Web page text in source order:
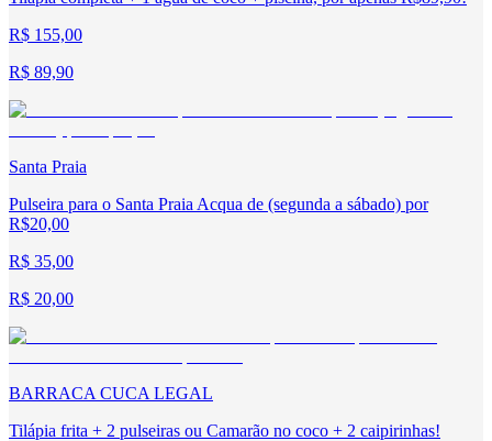
R$ 155,00
R$ 89,90
Santa Praia
Pulseira para o Santa Praia Acqua de (segunda a sábado) por
R$20,00
R$ 35,00
R$ 20,00
BARRACA CUCA LEGAL
Tilápia frita + 2 pulseiras ou Camarão no coco + 2 caipirinhas!